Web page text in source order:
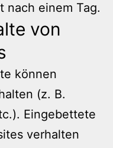
nach einem Tag.
von
können
(z. B.
Eingebettete
verhalten